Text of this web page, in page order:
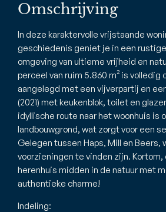
Omschrijving
In deze karaktervolle vrijstaande
geschiedenis geniet je in een
omgeving van ultieme vrijheid en
perceel van ruim 5.860 m² is volledig
aangelegd met een vijverpartij en
(2021) met keukenblok, toilet en
idyllische route naar het woonhuis is
landbouwgrond, wat zorgt voor een
Gelegen tussen Haps, Mill en Beers,
voorzieningen te vinden zijn. Kortom,
herenhuis midden in de natuur met
authentieke charme!
Indeling: